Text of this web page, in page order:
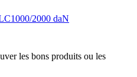
2000 daN
les bons produits ou les